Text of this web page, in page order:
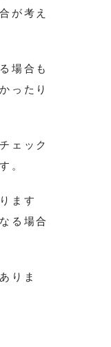
が考え
場合も
ったり
ェック
。
ます
る場合
りま